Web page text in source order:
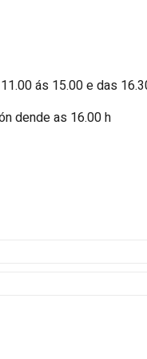
ás 15.00 e das
dende as 16.00 h